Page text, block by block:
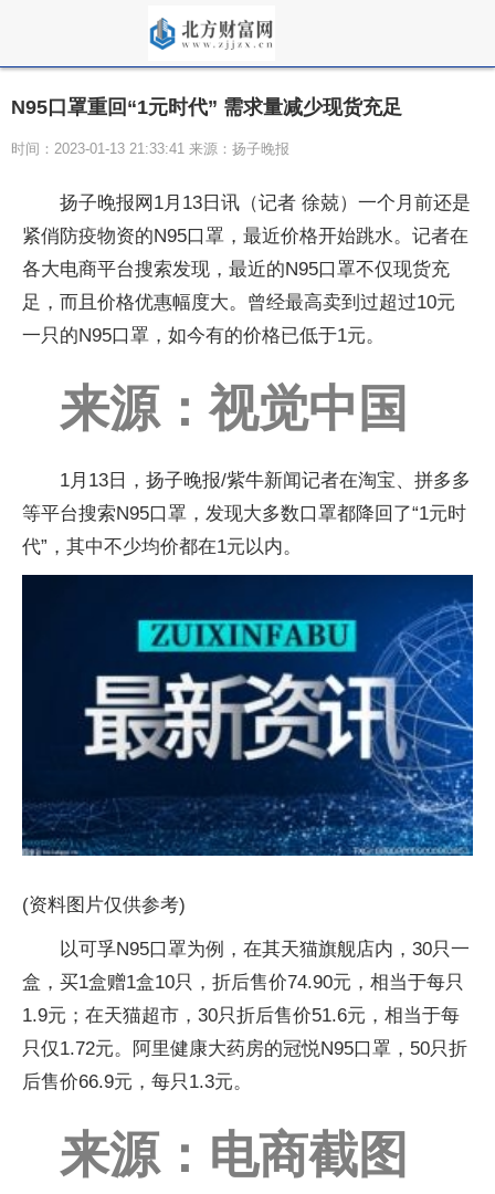
N95口罩重回“1元时代” 需求量减少现货充足
时间：2023-01-13 21:33:41 来源：扬子晚报
扬子晚报网1月13日讯（记者 徐兢）一个月前还是
紧俏防疫物资的N95口罩，最近价格开始跳水。记者在
各大电商平台搜索发现，最近的N95口罩不仅现货充
足，而且价格优惠幅度大。曾经最高卖到过超过10元
一只的N95口罩，如今有的价格已低于1元。
来源：视觉中国
1月13日，扬子晚报/紫牛新闻记者在淘宝、拼多多
等平台搜索N95口罩，发现大多数口罩都降回了“1元时
代”，其中不少均价都在1元以内。
(资料图片仅供参考)
以可孚N95口罩为例，在其天猫旗舰店内，30只一
盒，买1盒赠1盒10只，折后售价74.90元，相当于每只
1.9元；在天猫超市，30只折后售价51.6元，相当于每
只仅1.72元。阿里健康大药房的冠悦N95口罩，50只折
后售价66.9元，每只1.3元。
来源：电商截图